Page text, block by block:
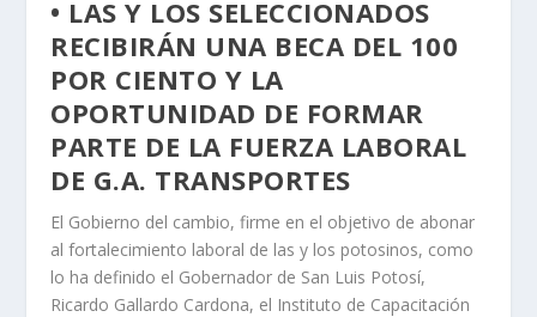
• LAS Y LOS SELECCIONADOS
RECIBIRÁN UNA BECA DEL 100
POR CIENTO Y LA
OPORTUNIDAD DE FORMAR
PARTE DE LA FUERZA LABORAL
DE G.A. TRANSPORTES
El Gobierno del cambio, firme en el objetivo de abonar
al fortalecimiento laboral de las y los potosinos, como
lo ha definido el Gobernador de San Luis Potosí,
Ricardo Gallardo Cardona, el Instituto de Capacitación